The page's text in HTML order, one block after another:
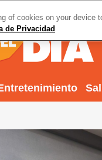
of cookies on your device
de Privacidad